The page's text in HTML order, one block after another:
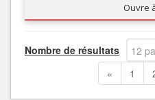
Ouvre
Nombre de résultats
12
page
« 1